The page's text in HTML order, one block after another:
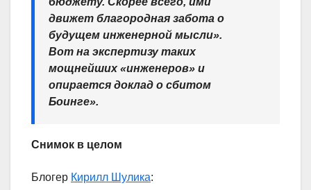
движет благородная забота о
будущем инженерной мысли».
Вот на экспертизу таких
мощнейших «инженеров» и
опирается доклад о сбитом
Боинге».
Снимок в целом
Блогер Кирилл Шулика: